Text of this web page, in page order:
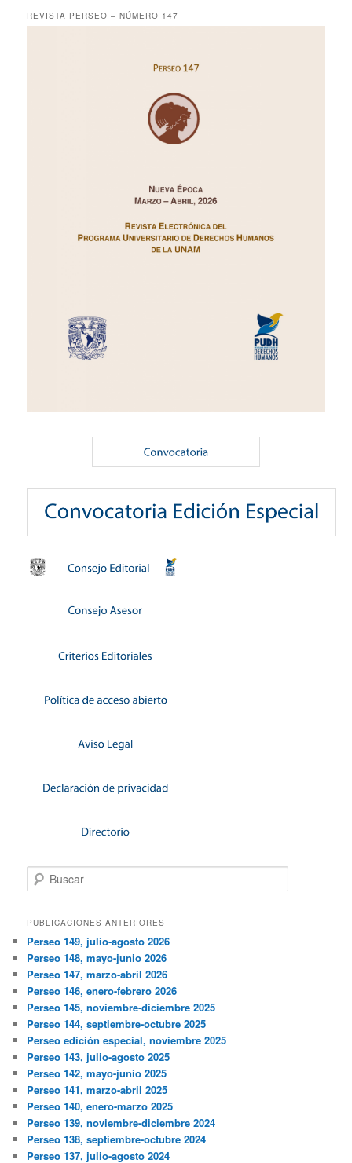
REVISTA PERSEO – NÚMERO 147
Buscar
PUBLICACIONES ANTERIORES
Perseo 149, julio-agosto 2026
Perseo 148, mayo-junio 2026
Perseo 147, marzo-abril 2026
Perseo 146, enero-febrero 2026
Perseo 145, noviembre-diciembre 2025
Perseo 144, septiembre-octubre 2025
Perseo edición especial, noviembre 2025
Perseo 143, julio-agosto 2025
Perseo 142, mayo-junio 2025
Perseo 141, marzo-abril 2025
Perseo 140, enero-marzo 2025
Perseo 139, noviembre-diciembre 2024
Perseo 138, septiembre-octubre 2024
Perseo 137, julio-agosto 2024